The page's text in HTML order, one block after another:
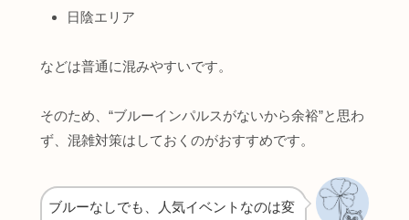
日陰エリア
などは普通に混みやすいです。
そのため、“ブルーインパルスがないから余裕”と思わ
ず、混雑対策はしておくのがおすすめです。
ブルーなしでも、人気イベントなのは変